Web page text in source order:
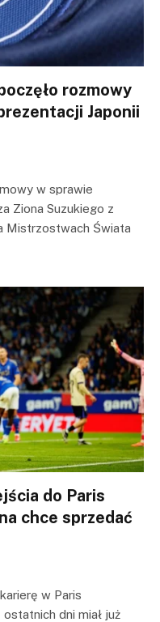
rozmowy
Japonii
w sprawie
Ziona Suzukiego z
Mistrzostwach Świata
do Paris
chce sprzedać
w Paris
dni miał już